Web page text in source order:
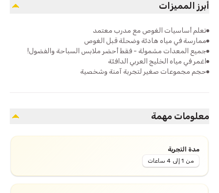
أبرز المميزات
تعلم أساسيات الغوص مع مدرب معتمد
ممارسة في مياه هادئة وضحلة قبل الغوص
جميع المعدات مشمولة - فقط أحضر ملابس السباحة والفضول!
اغمر في مياه الخليج العربي الدافئة
حجم مجموعات صغير لتجربة آمنة وشخصية
معلومات مهمة
مدة التجربة
من 1 إلى 4 ساعات